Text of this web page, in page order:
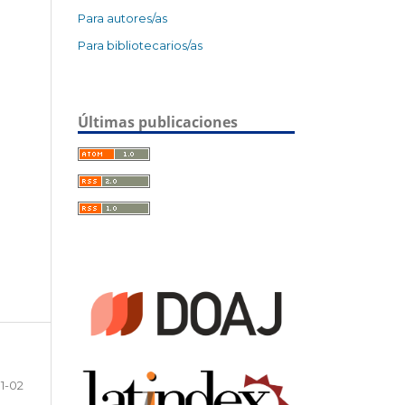
02
Para autores/as
Para bibliotecarios/as
Últimas publicaciones